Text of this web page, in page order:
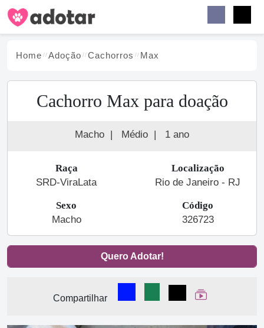
Home Adoção Cachorros Max
Cachorro Max para doação
Macho | Médio | 1 ano
Raça
SRD-ViraLata
Localização
Rio de Janeiro - RJ
Sexo
Macho
Código
326723
Quero Adotar!
Compartilhar
Compartilhar no Facebook
Compartilhar no
Compartilhar
Ver Web Story